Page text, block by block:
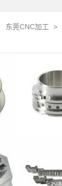
东莞CNC加工 >